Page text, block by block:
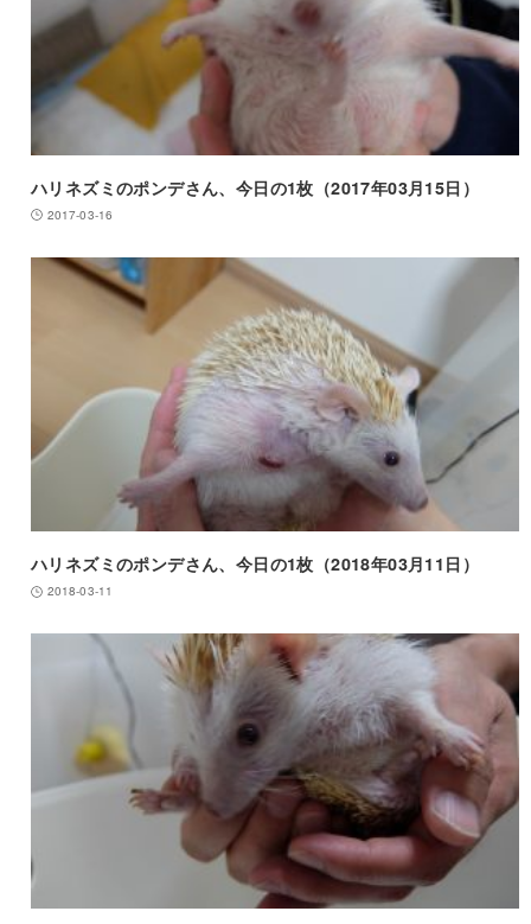
ハリネズミのポンデさん、今日の1枚（2017年03月15日）
2017-03-16
ハリネズミのポンデさん、今日の1枚（2018年03月11日）
2018-03-11